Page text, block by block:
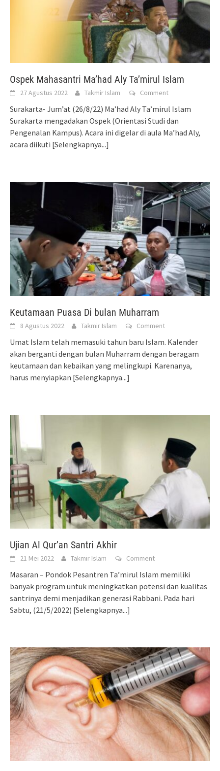
Ospek Mahasantri Ma’had Aly Ta’mirul Islam
27 Agustus 2022 Takmir Islam Comment
Surakarta- Jum’at (26/8/22) Ma’had Aly Ta’mirul Islam
Surakarta mengadakan Ospek (Orientasi Studi dan
Pengenalan Kampus). Acara ini digelar di aula Ma’had Aly,
acara diikuti [Selengkapnya...]
Keutamaan Puasa Di bulan Muharram
8 Agustus 2022 Takmir Islam Comment
Umat Islam telah memasuki tahun baru Islam. Kalender
akan berganti dengan bulan Muharram dengan beragam
keutamaan dan kebaikan yang melingkupi. Karenanya,
harus menyiapkan [Selengkapnya...]
Ujian Al Qur’an Santri Akhir
21 Mei 2022 Takmir Islam Comment
Masaran – Pondok Pesantren Ta’mirul Islam memiliki
banyak program untuk meningkatkan potensi dan kualitas
santrinya demi menjadikan generasi Rabbani. Pada hari
Sabtu, (21/5/2022) [Selengkapnya...]